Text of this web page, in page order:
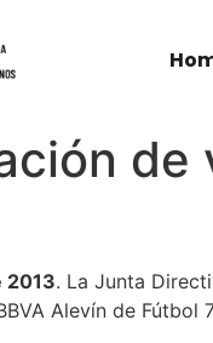
2013. La Junta
Alevín de